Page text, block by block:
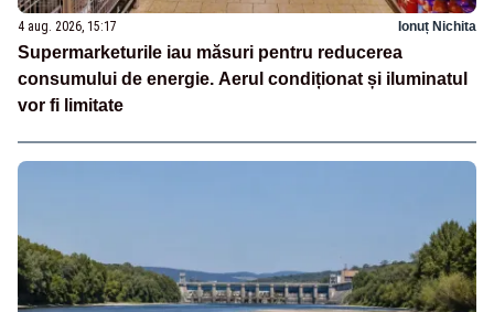
4 aug. 2026, 15:17 Ionuț Nichita
Supermarketurile iau măsuri pentru reducerea
consumului de energie. Aerul condiționat și iluminatul
vor fi limitate